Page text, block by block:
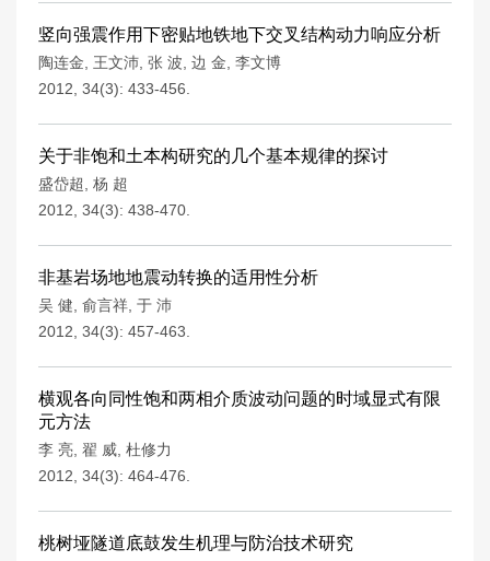
竖向强震作用下密贴地铁地下交叉结构动力响应分析
陶连金 王文沛 张 波 边 金 李文博
2012, 34(3): 433-456.
关于非饱和土本构研究的几个基本规律的探讨
盛岱超
杨 超
2012, 34(3): 438-470.
非基岩场地地震动转换的适用性分析
吴 健 俞言祥 于 沛
2012, 34(3): 457-463.
横观各向同性饱和两相介质波动问题的时域显式有限
元方法
李 亮 翟 威 杜修力
2012, 34(3): 464-476.
桃树垭隧道底鼓发生机理与防治技术研究